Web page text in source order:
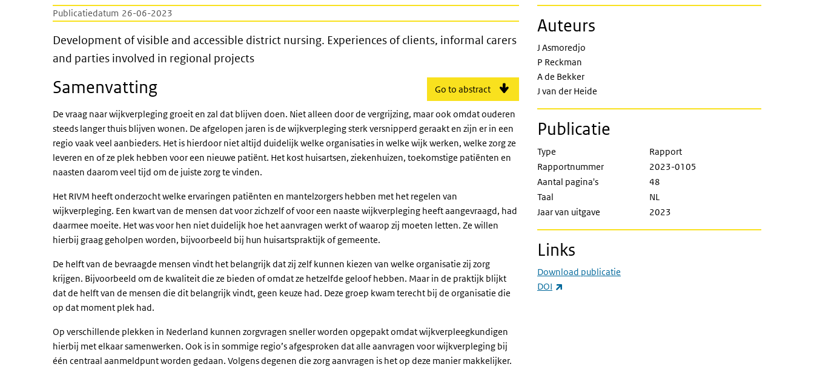
Publicatiedatum 26-06-2023
Development of visible and accessible district nursing. Experiences of clients, informal carers and
Development of visible and accessible district nursing. Experiences of clients, informal carers
and parties involved in regional projects
Go to abstract
Samenvatting
De vraag naar wijkverpleging groeit en zal dat blijven doen. Niet alleen door de vergrijzing, maar ook omdat ouderen
steeds langer thuis blijven wonen. De afgelopen jaren is de wijkverpleging sterk versnipperd geraakt en zijn er in een
regio vaak veel aanbieders. Het is hierdoor niet altijd duidelijk welke organisaties in welke wijk werken, welke zorg ze
leveren en of ze plek hebben voor een nieuwe patiënt. Het kost huisartsen, ziekenhuizen, toekomstige patiënten en
naasten daarom veel tijd om de juiste zorg te vinden.
Het RIVM heeft onderzocht welke ervaringen patiënten en mantelzorgers hebben met het regelen van
wijkverpleging. Een kwart van de mensen dat voor zichzelf of voor een naaste wijkverpleging heeft aangevraagd, had
daarmee moeite. Het was voor hen niet duidelijk hoe het aanvragen werkt of waarop zij moeten letten. Ze willen
hierbij graag geholpen worden, bijvoorbeeld bij hun huisartspraktijk of gemeente.
De helft van de bevraagde mensen vindt het belangrijk dat zij zelf kunnen kiezen van welke organisatie zij zorg
krijgen. Bijvoorbeeld om de kwaliteit die ze bieden of omdat ze hetzelfde geloof hebben. Maar in de praktijk blijkt
dat de helft van de mensen die dit belangrijk vindt, geen keuze had. Deze groep kwam terecht bij de organisatie die
op dat moment plek had.
Op verschillende plekken in Nederland kunnen zorgvragen sneller worden opgepakt omdat wijkverpleegkundigen
hierbij met elkaar samenwerken. Ook is in sommige regio’s afgesproken dat alle aanvragen voor wijkverpleging bij
één centraal aanmeldpunt worden gedaan. Volgens degenen die zorg aanvragen is het op deze manier makkelijker.
Auteurs
J Asmoredjo
P Reckman
A de Bekker
J van der Heide
Publicatie
Type
Rapport
Rapportnummer
2023-0105
Aantal pagina's
48
Taal
NL
Jaar van uitgave
2023
Links
Download publicatie
DOI